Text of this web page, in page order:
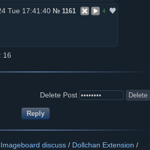
Tue 17:41:40 № 1161 4
16
Delete Post
Imageboard discuss/ Dollchan Extension /